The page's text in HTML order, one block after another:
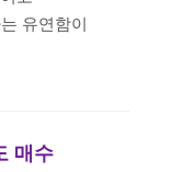
유연함이
매수